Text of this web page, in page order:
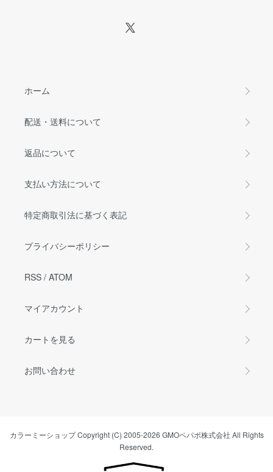
ホーム
配送・送料について
返品について
支払い方法について
特定商取引法に基づく表記
プライバシーポリシー
RSS / ATOM
マイアカウント
カートを見る
お問い合わせ
カラーミーショップCopyright (C) 2005-2026 GMOペパボ株式会社 All Rights
Reserved.